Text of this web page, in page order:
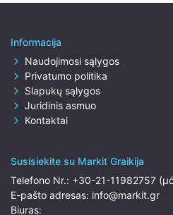
Informacija
Naudojimosi sąlygos
Privatumo politika
Slapukų sąlygos
Juridinis asmuo
Kontaktai
Susisiekite su Markit Graikija
Telefono Nr.: +30-21-11982757
E-pašto adresas: info@markit.gr
Biuras: